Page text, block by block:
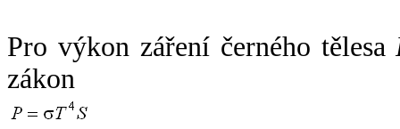
Pro výkon záření černého tělesa
zákon